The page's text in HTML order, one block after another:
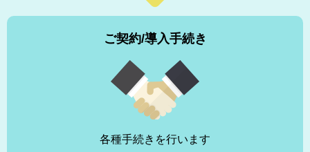
ご契約/導入手続き
各種手続きを行います